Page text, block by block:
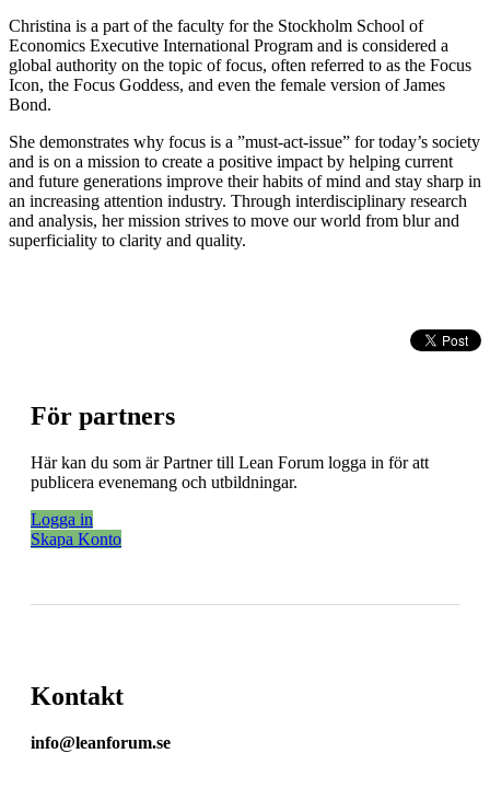
Christina is a part of the faculty for the Stockholm School of
Economics Executive International Program and is considered a
global authority on the topic of focus, often referred to as the Focus
Icon, the Focus Goddess, and even the female version of James
Bond.
She demonstrates why focus is a ”must-act-issue” for today’s society
and is on a mission to create a positive impact by helping current
and future generations improve their habits of mind and stay sharp in
an increasing attention industry. Through interdisciplinary research
and analysis, her mission strives to move our world from blur and
superficiality to clarity and quality.
För partners
Här kan du som är Partner till Lean Forum logga in för att
publicera evenemang och utbildningar.
Logga in
Skapa Konto
Kontakt
info@leanforum.se